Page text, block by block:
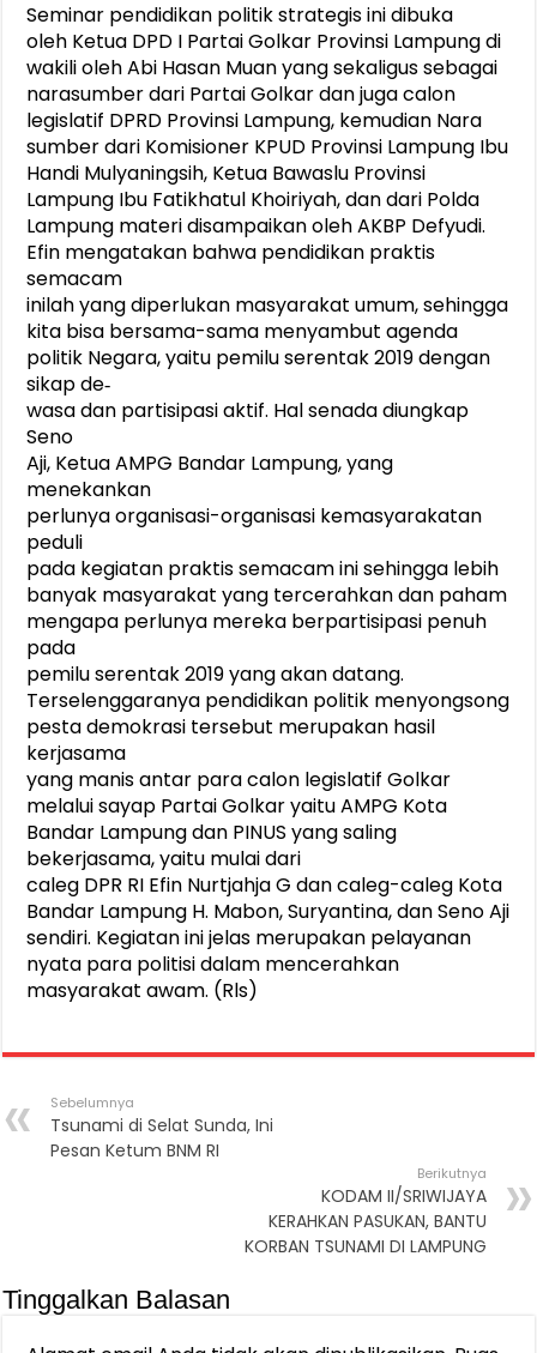
Seminar pendidikan politik strategis ini dibuka
oleh Ketua DPD I Partai Golkar Provinsi Lampung di
wakili oleh Abi Hasan Muan yang sekaligus sebagai
narasumber dari Partai Golkar dan juga calon
legislatif DPRD Provinsi Lampung, kemudian Nara
sumber dari Komisioner KPUD Provinsi Lampung Ibu
Handi Mulyaningsih, Ketua Bawaslu Provinsi
Lampung Ibu Fatikhatul Khoiriyah, dan dari Polda
Lampung materi disampaikan oleh AKBP Defyudi.
Efin mengatakan bahwa pendidikan praktis
semacam
inilah yang diperlukan masyarakat umum, sehingga
kita bisa bersama-sama menyambut agenda
politik Negara, yaitu pemilu serentak 2019 dengan
sikap de‐
wasa dan partisipasi aktif. Hal senada diungkap
Seno
Aji, Ketua AMPG Bandar Lampung, yang
menekankan
perlunya organisasi-organisasi kemasyarakatan
peduli
pada kegiatan praktis semacam ini sehingga lebih
banyak masyarakat yang tercerahkan dan paham
mengapa perlunya mereka berpartisipasi penuh
pada
pemilu serentak 2019 yang akan datang.
Terselenggaranya pendidikan politik menyongsong
pesta demokrasi tersebut merupakan hasil
kerjasama
yang manis antar para calon legislatif Golkar
melalui sayap Partai Golkar yaitu AMPG Kota
Bandar Lampung dan PINUS yang saling
bekerjasama, yaitu mulai dari
caleg DPR RI Efin Nurtjahja G dan caleg-caleg Kota
Bandar Lampung H. Mabon, Suryantina, dan Seno Aji
sendiri. Kegiatan ini jelas merupakan pelayanan
nyata para politisi dalam mencerahkan
masyarakat awam. (Rls)
Sebelumnya
Tsunami di Selat Sunda, Ini
Pesan Ketum BNM RI
Berikutnya
KODAM II/SRIWIJAYA
KERAHKAN PASUKAN, BANTU
KORBAN TSUNAMI DI LAMPUNG
Tinggalkan Balasan